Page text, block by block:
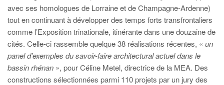
avec ses homologues de Lorraine et de Champagne-Ardenne)
tout en continuant à développer des temps forts transfrontaliers
comme l’Exposition trinationale, itinérante dans une douzaine de
cités. Celle-ci rassemble quelque 38 réalisations récentes, « un
panel d’exemples du savoir-faire architectural actuel dans le
bassin rhénan », pour Céline Metel, directrice de la MEA. Des
constructions sélectionnées parmi 110 projets par un jury des